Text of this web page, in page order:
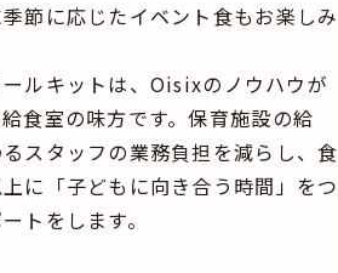
節に応じたイベント食もお楽しみ
ルキットは、Oisixのノウハウが
食室の味方です。保育施設の給
スタッフの業務負担を減らし、食
に「子どもに向き合う時間」をつ
トをします。